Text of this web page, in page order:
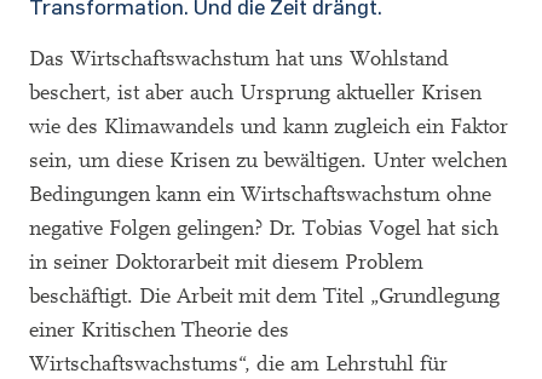
Transformation. Und die Zeit drängt.
Das Wirtschaftswachstum hat uns Wohlstand
beschert, ist aber auch Ursprung aktueller Krisen
wie des Klimawandels und kann zugleich ein Faktor
sein, um diese Krisen zu bewältigen. Unter welchen
Bedingungen kann ein Wirtschaftswachstum ohne
negative Folgen gelingen? Dr. Tobias Vogel hat sich
in seiner Doktorarbeit mit diesem Problem
beschäftigt. Die Arbeit mit dem Titel „Grundlegung
einer Kritischen Theorie des
Wirtschaftswachstums“, die am Lehrstuhl für